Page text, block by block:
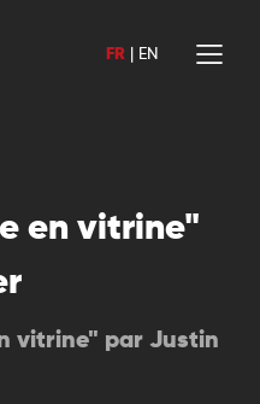
FR EN
en vitrine"
vitrine" par Justin